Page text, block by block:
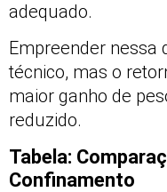
adequado.
Empreender nessa
técnico, mas o
maior ganho de
reduzido.
Tabela:
Confinamento